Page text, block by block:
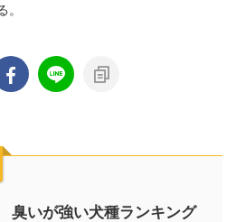
臭いが強い犬種ランキング